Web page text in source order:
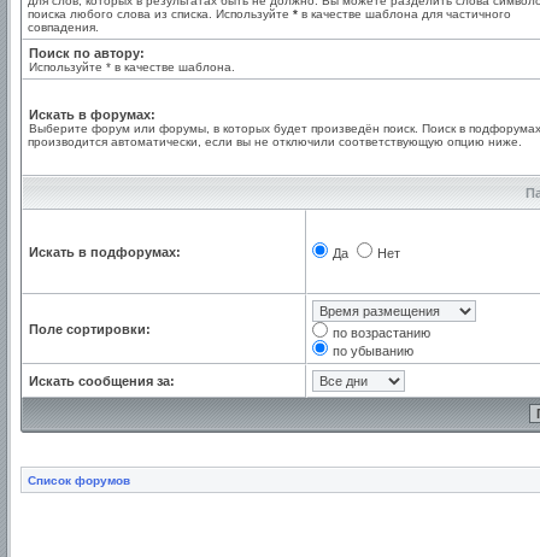
поиска любого слова из списка. Используйте * в качестве шаблона для частичного
совпадения.
Поиск по автору:
Используйте * в качестве шаблона.
Искать в форумах:
Выберите форум или форумы, в которых будет произведён поиск. Поиск в подфорумах
производится автоматически, если вы не отключили соответствующую опцию ниже.
Искать в подфорумах: Да Нет
Поле сортировки:
по возрастанию
по убыванию
Искать сообщения за:
Список форумов